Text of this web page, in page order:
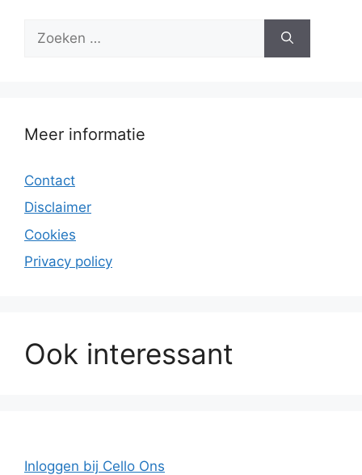
naar:
Meer informatie
Contact
Disclaimer
Cookies
Privacy policy
Ook interessant
Inloggen bij Cello Ons